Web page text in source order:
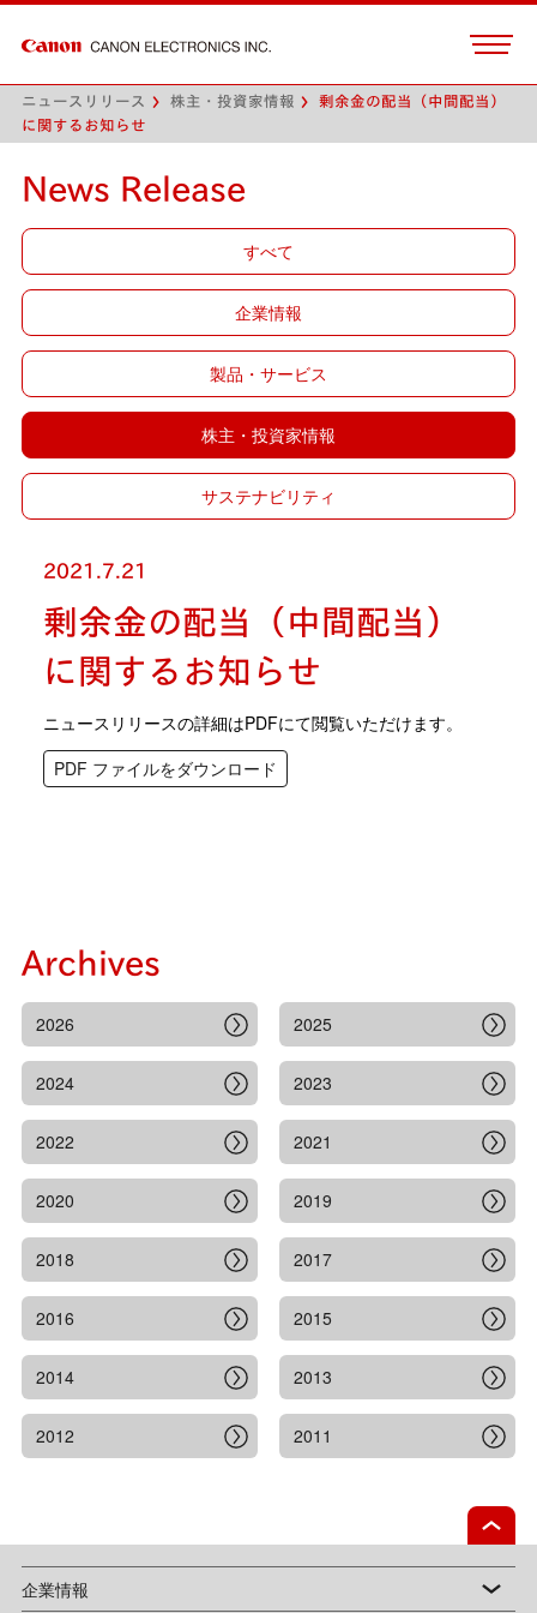
ニュースリリース 株主・投資家情報
剰余金の配当（中間配当）
に関するお知らせ
News Release
すべて
企業情報
製品・サービス
株主・投資家情報
サステナビリティ
2021.7.21
剰余金の配当（中間配当）
に関するお知らせ
ニュースリリースの詳細はPDFにて閲覧いただけます。
PDF ファイルをダウンロード
Archives
2026 2025
2024 2023
2022 2021
2020 2019
2018 2017
2016 2015
2014 2013
2012 2011
企業情報